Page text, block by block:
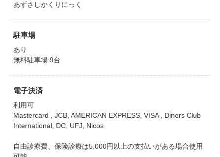
あずさしかくりにっく
駐車場
あり
無料駐車場:9台
電子決済
利用可
Mastercard , JCB, AMERICAN EXPRESS, VISA , Diners Club
International, DC, UFJ, Nicos
自由診療費、保険診療は5,000円以上の支払いがある場合使用